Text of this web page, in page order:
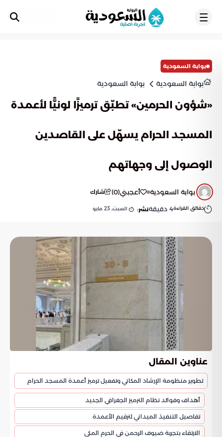
بوابة السعودية
بوابة السعودية بوابة السعودية
«شؤون الحرمين» تطبّق ترميزًا لونيًّا لأعمدة
المسجد الحرام يسهّل على القاصدين
الوصول إلى وجهاتهم
بوابة السعودية أعجبني(
0
) شارك
دقائق القراءة4 دقيقةنشر: السبت, 23 مايو
عناوين المقال
تطوير منظومة الإرشاد المكاني وتفعيل ترميز أعمدة المسجد الحرام
أهداف وفوائد نظام الترميز الجغرافي الجديد
تفاصيل التنفيذ الميداني لترقيم الأعمدة
الارتقاء بتجربة ضيوف الرحمن في الحرم المكي